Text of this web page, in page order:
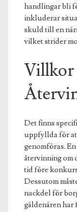
handlingar bli
inkluderar
skuld till en
vilket strider
Det finns
uppfyllda för
genomföras.
återvinning om
tid före
Dessutom
nackdel för
gäldenären